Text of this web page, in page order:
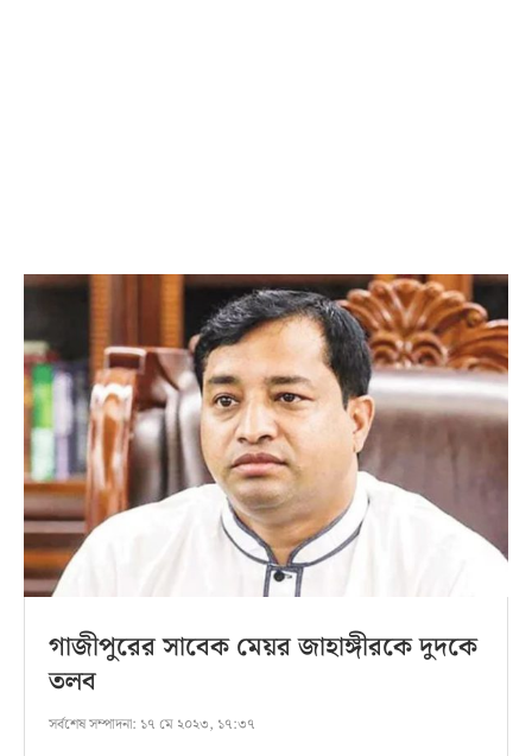
গাজীপুরের সাবেক মেয়র জাহাঙ্গীরকে দুদকে
তলব
সর্বশেষ সম্পাদনা: ১৭ মে ২০২৩, ১৭:৩৭